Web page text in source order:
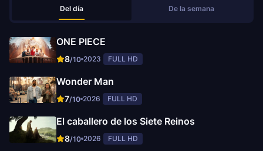
Del día De la semana
ONE PIECE
8/10 2023 FULL HD
Wonder Man
7/10 2026 FULL HD
El caballero de los Siete Reinos
8/10 2026 FULL HD